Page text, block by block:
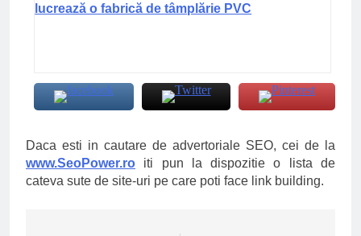
lucrează o fabrică de tâmplărie PVC
Daca esti in cautare de advertoriale SEO, cei de la
www.SeoPower.ro iti pun la dispozitie o lista de
cateva sute de site-uri pe care poti face link building.